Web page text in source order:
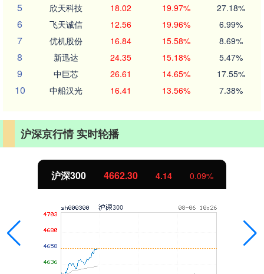
5 欣天科技 18.02 19.97% 27.18%
6 飞天诚信 12.56 19.96% 6.99%
7 优机股份 16.84 15.58% 8.69%
8 新迅达 24.35 15.18% 5.47%
9 中巨芯 26.61 14.65% 17.55%
10 中船汉光 16.41 13.56% 7.38%
沪深京行情 实时轮播
沪深300 4662.30 4.14 0.09%